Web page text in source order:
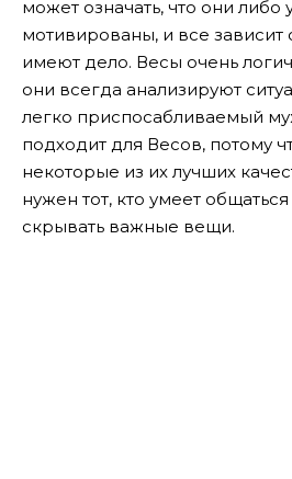
может означать, что они либо
мотивированы, и все зависит
имеют дело. Весы очень
они всегда анализируют
легко приспосабливаемый
подходит для Весов, потому
некоторые из их лучших
нужен тот, кто умеет
скрывать важные вещи.